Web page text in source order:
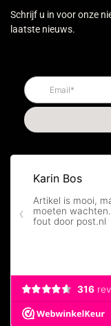
Schrijf u in voor onze
laatste nieuws.